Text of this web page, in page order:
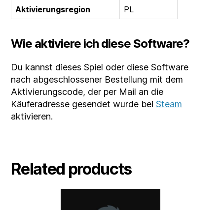
Aktivierungsregion PL
Wie aktiviere ich diese Software?
Du kannst dieses Spiel oder diese Software
nach abgeschlossener Bestellung mit dem
Aktivierungscode, der per Mail an die
Käuferadresse gesendet wurde beiSteam
aktivieren.
Related products